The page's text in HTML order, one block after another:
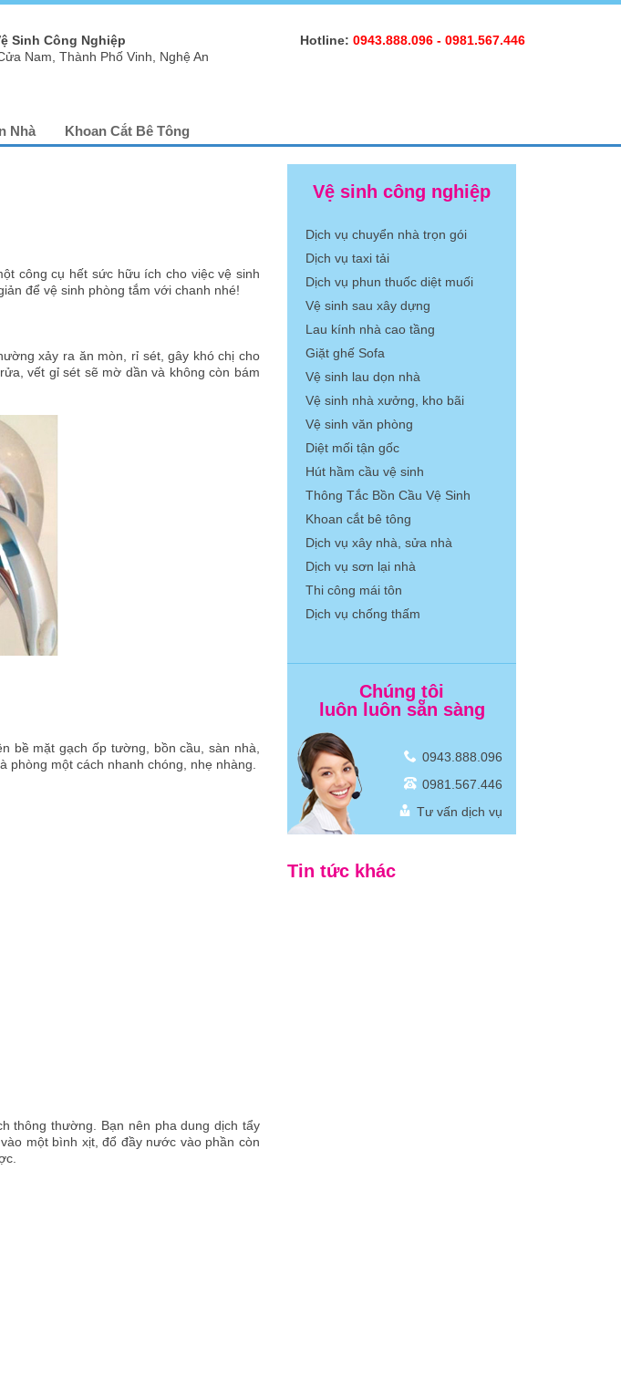
Hotline: 0943.888.096 - 0981.567.446
Sinh Công Nghiệp
Nam, Thành Phố Vinh, Nghệ An
Nhà Khoan Cắt Bê Tông
công cụ hết sức hữu ích cho việc vệ sinh
để vệ sinh phòng tắm với chanh nhé!
xảy ra ăn mòn, rỉ sét, gây khó chị cho
vết gỉ sét sẽ mờ dần và không còn bám
bề mặt gạch ốp tường, bồn cầu, sàn nhà,
một cách nhanh chóng, nhẹ nhàng.
thông thường. Bạn nên pha dung dịch tẩy
một bình xịt, đổ đầy nước vào phần còn
Vệ sinh công nghiệp
Dịch vụ chuyển nhà trọn gói
Dịch vụ taxi tải
Dịch vụ phun thuốc diệt muối
Vệ sinh sau xây dựng
Lau kính nhà cao tầng
Giặt ghế Sofa
Vệ sinh lau dọn nhà
Vệ sinh nhà xưởng, kho bãi
Vệ sinh văn phòng
Diệt mối tận gốc
Hút hầm cầu vệ sinh
Thông Tắc Bồn Cầu Vệ Sinh
Khoan cắt bê tông
Dịch vụ xây nhà, sửa nhà
Dịch vụ sơn lại nhà
Thi công mái tôn
Dịch vụ chống thấm
Chúng tôi
luôn luôn sẵn sàng
0943.888.096
0981.567.446
Tư vấn dịch vụ
Tin tức khác